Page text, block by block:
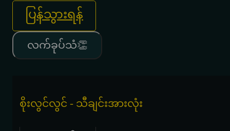
ပြန်သွားရန်
လက်ခုပ်သံ👏
စိုးလွင်လွင် - သီချင်းအားလုံး